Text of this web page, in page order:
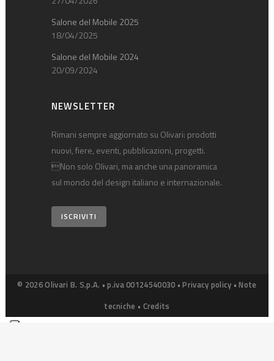
Salone del Mobile 2025
18/04/2025
Salone del Mobile 2024
20/09/2024
NEWSLETTER
Rimani sempre aggiornato su Olivari: prodotti
nuovi, fiere, eventi, pubblicazioni, progetti.
Non solo Olivari, ma anche una panoramica
sul mondo del design italiano e internazionale.
ISCRIVITI
© 2026 Olivari B. S.p.A. • p.iva 00124540030 •Privacy policy •Note
tecniche • Credits